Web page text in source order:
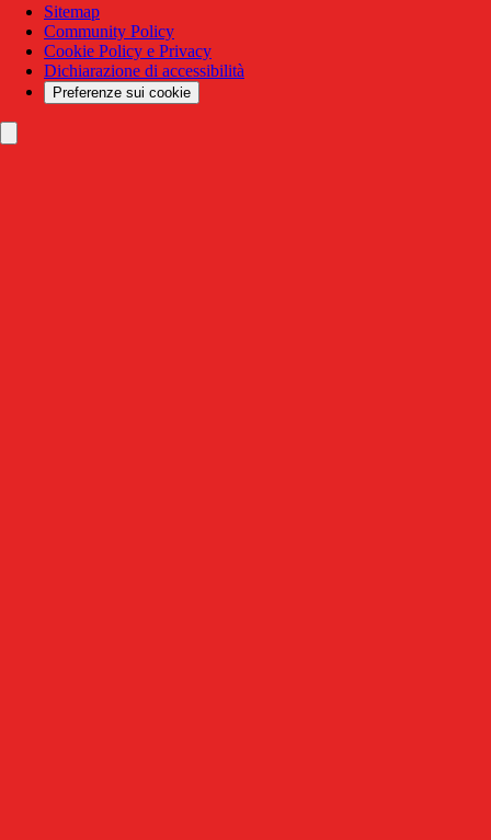
Sitemap
Community Policy
Cookie Policy e Privacy
Dichiarazione di accessibilità
Preferenze sui cookie